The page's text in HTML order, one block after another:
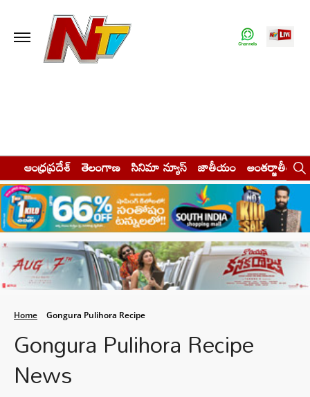
ఆంధ్రప్రదేశ్ తెలంగాణ సినిమా న్యూస్ జాతీయం అంతర్జాతీయం
Home Gongura Pulihora Recipe
Gongura Pulihora Recipe
News